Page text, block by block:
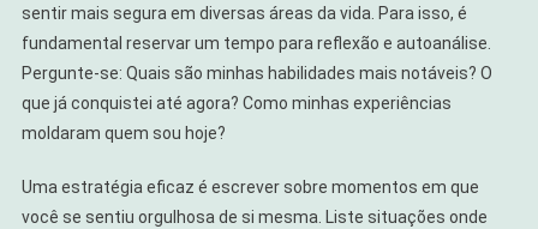
sentir mais segura em diversas áreas da vida. Para isso, é
fundamental reservar um tempo para reflexão e autoanálise.
Pergunte-se: Quais são minhas habilidades mais notáveis? O
que já conquistei até agora? Como minhas experiências
moldaram quem sou hoje?
Uma estratégia eficaz é escrever sobre momentos em que
você se sentiu orgulhosa de si mesma. Liste situações onde